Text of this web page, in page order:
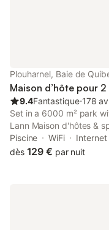
Plouharnel, Baie de
Maison d’hôte pour
9.4Fantastique⋅178
Set in a 6000 m² park
Lann Maison d'hôtes &
from Carnac. It features
nature, a hot tub and a
Piscine WiFi
Internet
dès 129 € par nuit